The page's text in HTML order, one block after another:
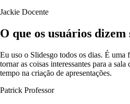
Jackie Docente
O que os usuários dizem
Eu uso o Slidesgo todos os dias. É uma
tornar as coisas interessantes para a
tempo na criação de apresentações.
Patrick Professor